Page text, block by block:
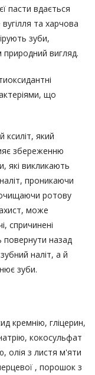
пасти вдається
та харчова
зуби,
вигляд.
що
ксиліт, який
збереженню
які викликають
проникаючи
очищаючи ротову
може
спричинені
повернути назад
наліт, а й
зуби.
кремнію, гліцерин,
кокосульфат
олія з листя м'яти
, порошок з